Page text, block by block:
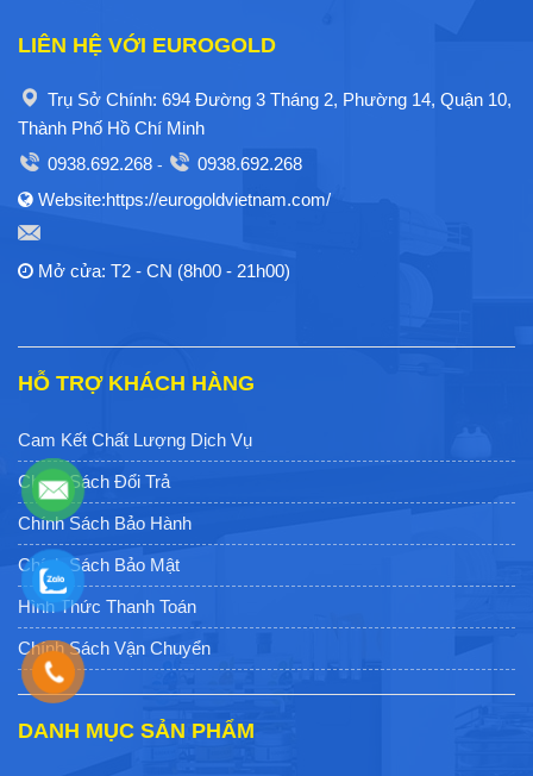
LIÊN HỆ VỚI EUROGOLD
Trụ Sở Chính: 694 Đường 3 Tháng 2, Phường 14, Quận 10,
Thành Phố Hồ Chí Minh
0938.692.268 -
0938.692.268
Website:https://eurogoldvietnam.com/
Mở cửa: T2 - CN (8h00 - 21h00)
HỖ TRỢ KHÁCH HÀNG
Cam Kết Chất Lượng Dịch Vụ
Chính Sách Đổi Trả
Chính Sách Bảo Hành
Chính Sách Bảo Mật
Hình Thức Thanh Toán
Chính Sách Vận Chuyển
DANH MỤC SẢN PHẨM